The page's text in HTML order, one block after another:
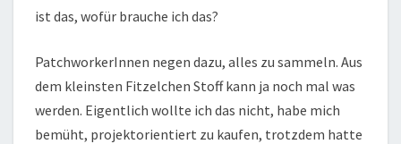
ist das, wofür brauche ich das?
PatchworkerInnen negen dazu, alles zu sammeln. Aus
dem kleinsten Fitzelchen Stoff kann ja noch mal was
werden. Eigentlich wollte ich das nicht, habe mich
bemüht, projektorientiert zu kaufen, trotzdem hatte